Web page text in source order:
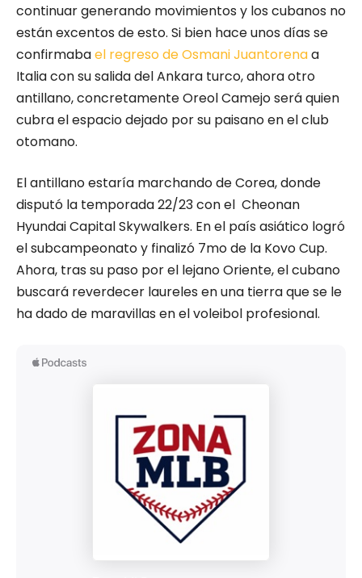
continuar generando movimientos y los cubanos no
están excentos de esto. Si bien hace unos días se
confirmabael regreso de Osmani Juantorenaa
Italia con su salida del Ankara turco, ahora otro
antillano, concretamente Oreol Camejo será quien
cubra el espacio dejado por su paisano en el club
otomano.
El antillano estaría marchando de Corea, donde
disputó la temporada 22/23 con el Cheonan
Hyundai Capital Skywalkers. En el país asiático logró
el subcampeonato y finalizó 7mo de la Kovo Cup.
Ahora, tras su paso por el lejano Oriente, el cubano
buscará reverdecer laureles en una tierra que se le
ha dado de maravillas en el voleibol profesional.